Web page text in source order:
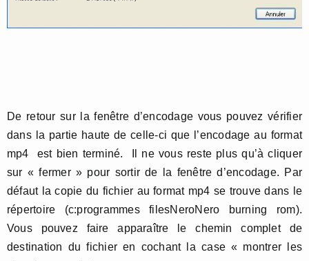
De retour sur la fenêtre d’encodage vous pouvez vérifier
dans la partie haute de celle-ci que l’encodage au format
mp4 est bien terminé. Il ne vous reste plus qu’à cliquer
sur « fermer » pour sortir de la fenêtre d’encodage. Par
défaut la copie du fichier au format mp4 se trouve dans le
répertoire (c:programmes filesNeroNero burning rom).
Vous pouvez faire apparaître le chemin complet de
destination du fichier en cochant la case « montrer les